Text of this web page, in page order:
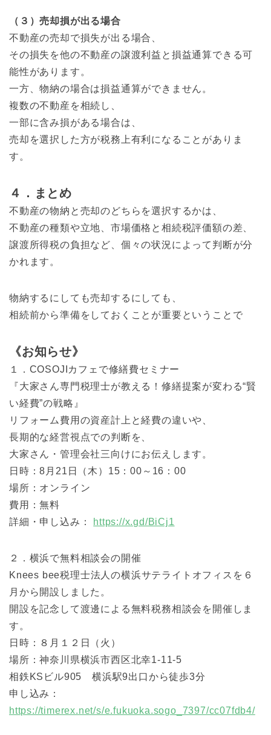
（３）売却損が出る場合
不動産の売却で損失が出る場合、
その損失を他の不動産の譲渡利益と損益通算できる可
能性があります。
一方、物納の場合は損益通算ができません。
複数の不動産を相続し、
一部に含み損がある場合は、
売却を選択した方が税務上有利になることがありま
す。
４．まとめ
不動産の物納と売却のどちらを選択するかは、
不動産の種類や立地、市場価格と相続税評価額の差、
譲渡所得税の負担など、個々の状況によって判断が分
かれます。
物納するにしても売却するにしても、
相続前から準備をしておくことが重要ということで
《お知らせ》
１．COSOJIカフェで修繕費セミナー
『大家さん専門税理士が教える！修繕提案が変わる“賢
い経費”の戦略』
リフォーム費用の資産計上と経費の違いや、
長期的な経営視点での判断を、
大家さん・管理会社三向けにお伝えします。
日時：8月21日（木）15：00～16：00
場所：オンライン
費用：無料
詳細・申し込み：
https://x.gd/BiCj1
２．横浜で無料相談会の開催
Knees bee税理士法人の横浜サテライトオフィスを６
月から開設しました。
開設を記念して渡邊による無料税務相談会を開催しま
す。
日時：８月１２日（火）
場所：神奈川県横浜市西区北幸1-11-5
相鉄KSビル905 横浜駅9出口から徒歩3分
申し込み：
https://timerex.net/s/e.fukuoka.sogo_7397/cc07fdb4/